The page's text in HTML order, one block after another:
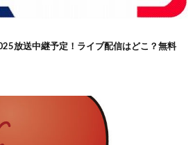
放送中継予定！ライブ配信はどこ？無料